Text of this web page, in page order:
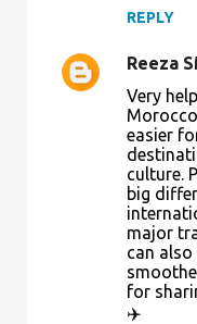
REPLY
Reeza
Very
easier
culture.
big
major
can also
for
✈️